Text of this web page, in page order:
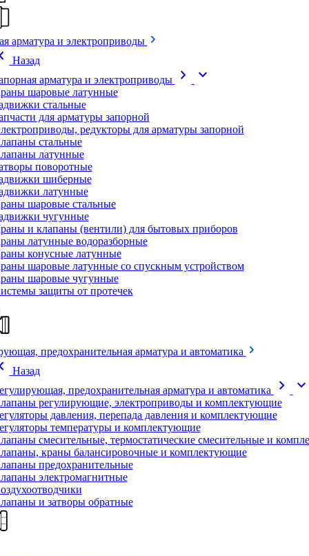
арматура и электроприводы
Назад
арматура и электроприводы
chevron_right expand_more
шаровые латунные
стальные
для арматуры запорной
редукторы для арматуры запорной
стальные
латунные
поворотные
шиберные
латунные
шаровые стальные
чугунные
и клапаны (вентили) для бытовых приборов
латунные водоразборные
конусные латунные
шаровые латунные со спускным устройством
шаровые чугунные
защиты от протечек
предохранительная арматура и автоматика
Назад
предохранительная арматура и автоматика
chevron_right expand_more
регулирующие, электроприводы и комплектующие
давления, перепада давления и комплектующие
температуры и комплектующие
смесительные, термостатические смесительные и
краны балансировочные и комплектующие
предохранительные
электромагнитные
и затворы обратные